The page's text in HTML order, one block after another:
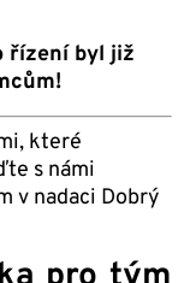
řízení byl již
které
s námi
v nadaci Dobrý